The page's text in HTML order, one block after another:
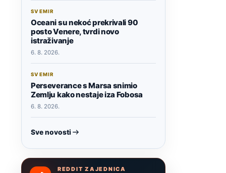
SVEMIR
Oceani su nekoć prekrivali 90
posto Venere, tvrdi novo
istraživanje
6. 8. 2026.
SVEMIR
Perseverance s Marsa snimio
Zemlju kako nestaje iza Fobosa
6. 8. 2026.
Sve novosti
REDDIT ZAJEDNICA